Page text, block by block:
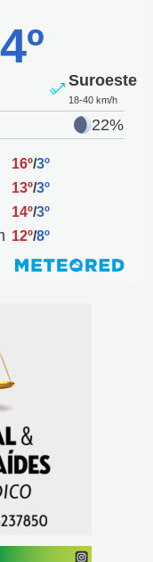
4º
Suroeste
18-40 km/h
22%
16º/3º
13º/3º
14º/3º
12º/8º